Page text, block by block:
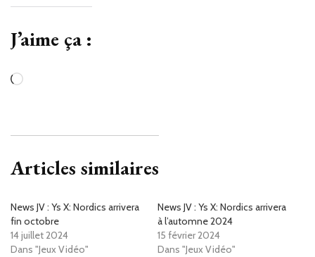
J’aime ça :
Chargement…
Articles similaires
News JV : Ys X: Nordics arrivera
fin octobre
14 juillet 2024
Dans "Jeux Vidéo"
News JV : Ys X: Nordics arrivera
à l’automne 2024
15 février 2024
Dans "Jeux Vidéo"